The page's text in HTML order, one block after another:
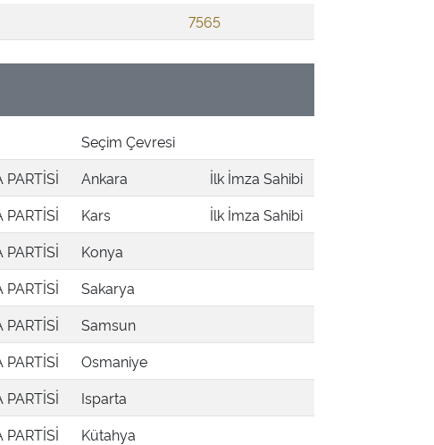
7565
Seçim Çevresi
Ankara
İlk İmza Sahibi
Kars
İlk İmza Sahibi
Konya
Sakarya
Samsun
Osmaniye
Isparta
Kütahya